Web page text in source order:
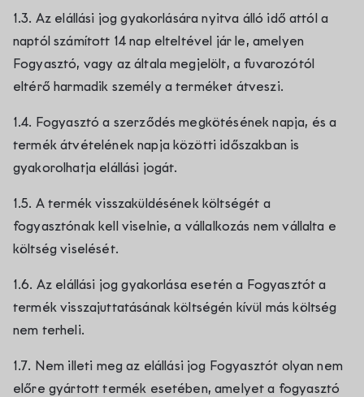
1.3. Az elállási jog gyakorlására nyitva álló idő attól a
naptól számított 14 nap elteltével jár le, amelyen
Fogyasztó, vagy az általa megjelölt, a fuvarozótól
eltérő harmadik személy a terméket átveszi.
1.4. Fogyasztó a szerződés megkötésének napja, és a
termék átvételének napja közötti időszakban is
gyakorolhatja elállási jogát.
1.5. A termék visszaküldésének költségét a
fogyasztónak kell viselnie, a vállalkozás nem vállalta e
költség viselését.
1.6. Az elállási jog gyakorlása esetén a Fogyasztót a
termék visszajuttatásának költségén kívül más költség
nem terheli.
1.7. Nem illeti meg az elállási jog Fogyasztót olyan nem
előre gyártott termék esetében, amelyet a fogyasztó